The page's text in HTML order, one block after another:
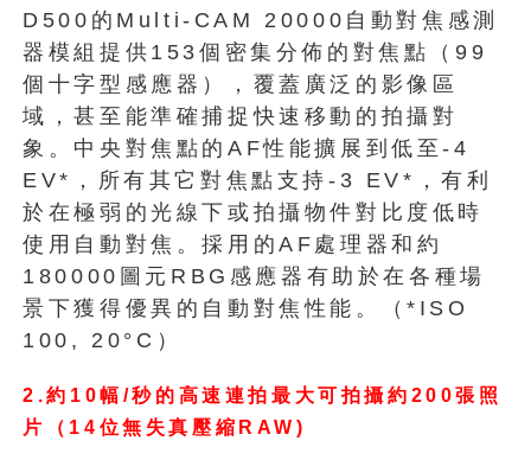
D500的Multi-CAM 20000自動對焦感測
器模組提供153個密集分佈的對焦點（99
個十字型感應器），覆蓋廣泛的影像區
域，甚至能準確捕捉快速移動的拍攝對
象。中央對焦點的AF性能擴展到低至-4
EV*，所有其它對焦點支持-3 EV*，有利
於在極弱的光線下或拍攝物件對比度低時
使用自動對焦。採用的AF處理器和約
180000圖元RBG感應器有助於在各種場
景下獲得優異的自動對焦性能。（*ISO
100, 20°C）
2.約10幅/秒的高速連拍最大可拍攝約200張照
片（14位無失真壓縮RAW)